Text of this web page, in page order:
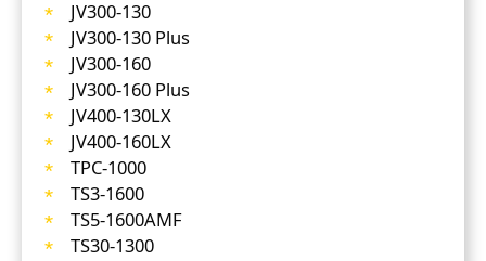
JV300-130
JV300-130 Plus
JV300-160
JV300-160 Plus
JV400-130LX
JV400-160LX
TPC-1000
TS3-1600
TS5-1600AMF
TS30-1300